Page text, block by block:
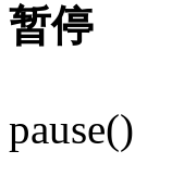
暂停
pause()